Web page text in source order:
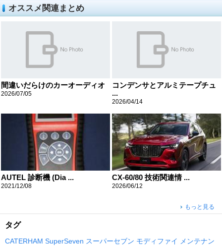
オススメ関連まとめ
間違いだらけのカーオーディオ
2026/07/05
コンデンサとアルミテープチュ
...
2026/04/14
AUTEL 診断機 (Dia ...
2021/12/08
CX-60/80 技術関連情 ...
2026/06/12
もっと見る
タグ
CATERHAM SuperSeven スーパーセブン モディファイ
メンテナン